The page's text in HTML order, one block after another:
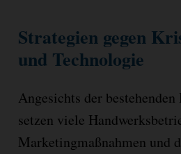
Strategien gegen
und Technologie
Angesichts der
setzen viele
Marketingmaßnahmen und